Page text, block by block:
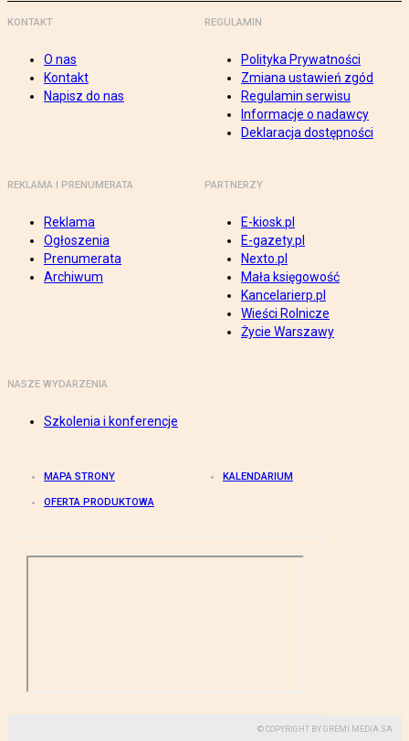
KONTAKT
O nas
Kontakt
Napisz do nas
REGULAMIN
Polityka Prywatności
Zmiana ustawień zgód
Regulamin serwisu
Informacje o nadawcy
Deklaracja dostępności
REKLAMA I PRENUMERATA
Reklama
Ogłoszenia
Prenumerata
Archiwum
PARTNERZY
E-kiosk.pl
E-gazety.pl
Nexto.pl
Mała księgowość
Kancelarierp.pl
Wieści Rolnicze
Życie Warszawy
NASZE WYDARZENIA
Szkolenia i konferencje
MAPA STRONY KALENDARIUM
OFERTA PRODUKTOWA
© COPYRIGHT BY GREMI MEDIA SA